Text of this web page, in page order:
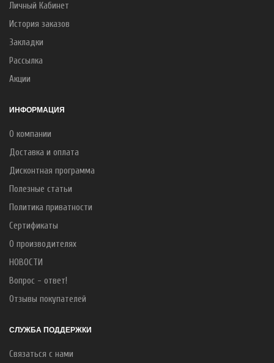
Личный Кабинет
История заказов
Закладки
Рассылка
Акции
ИНФОРМАЦИЯ
О компании
Доставка и оплата
Дисконтная программа
Полезные статьи
Политика приватности
Сертификаты
О производителях
НОВОСТИ
Вопрос - ответ!
Отзывы покупателей
СЛУЖБА ПОДДЕРЖКИ
Связаться с нами